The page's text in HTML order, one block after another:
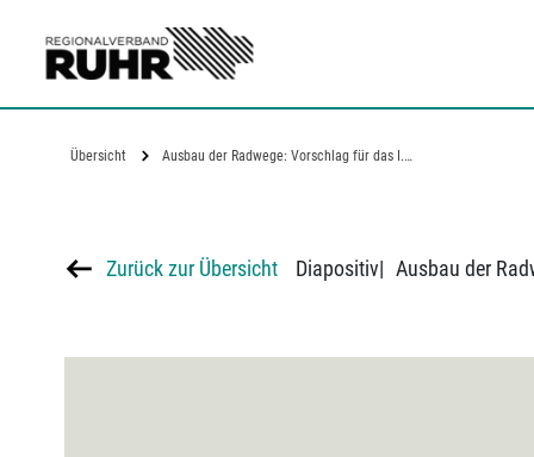
Übersicht Ausbau der Radwege: Vorschlag für das I.…
Zurück zur Übersicht Diapositiv| Ausbau der